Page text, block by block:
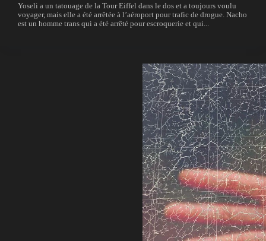
Yoseli a un tatouage de la Tour Eiffel dans le dos et a toujours voulu
voyager, mais elle a été arrêtée à l’aéroport pour trafic de drogue. Nacho
est un homme trans qui a été arrêté pour escroquerie et qui...